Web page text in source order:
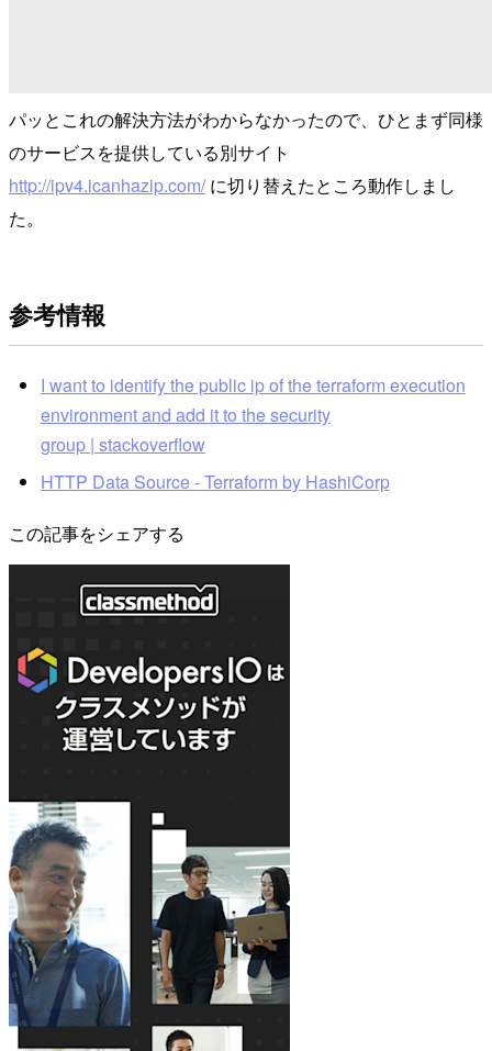
パッとこれの解決方法がわからなかったので、ひとまず同様
のサービスを提供している別サイト
http://ipv4.icanhazip.com/に切り替えたところ動作しまし
た。
参考情報
I want to identify the public ip of the terraform execution
environment and add it to the security
group | stackoverflow
HTTP Data Source - Terraform by HashiCorp
この記事をシェアする